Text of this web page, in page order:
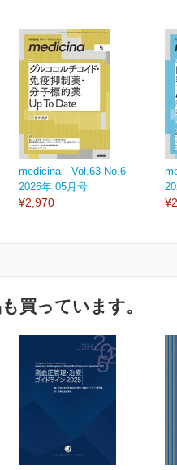
medicina Vol.63 No.6
2026年 05月号
¥2,970
買っています。